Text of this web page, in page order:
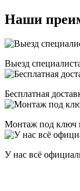
Наши
Выезд
Бесплатная
Монтаж под ключ
У нас всё